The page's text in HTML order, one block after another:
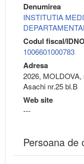
Denumirea
INSTITUTIA
Codul fiscal/IDNO
1006601000783
Adresa
2026,
Asachi nr.25 bl.B
Web site
---
Persoana de